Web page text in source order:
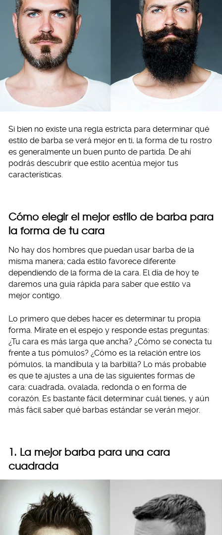
Si bien no existe una regla estricta para determinar qué
estilo de barba se verá mejor en ti, la forma de tu rostro
es generalmente un buen punto de partida. De ahí
podrás descubrir que estilo acentúa mejor tus
características.
Cómo elegir el mejor estilo de barba para
la forma de tu cara
No hay dos hombres que puedan usar barba de la
misma manera; cada estilo favorece diferente
dependiendo de la forma de la cara. El día de hoy te
daremos una guía rápida para saber que estilo va
mejor contigo.
Lo primero que debes hacer es determinar tu propia
forma. Mírate en el espejo y responde estas preguntas:
¿Tu cara es más larga que ancha? ¿Cómo se conecta tu
frente a tus pómulos? ¿Cómo es la relación entre los
pómulos, la mandíbula y la barbilla? Lo más probable
es que te ajustes a una de las siguientes formas de
cara: cuadrada, ovalada, redonda o en forma de
corazón. Es bastante fácil determinar cuál tienes, y aún
más fácil saber qué barbas estándar se verán mejor.
1. La mejor barba para una cara
cuadrada